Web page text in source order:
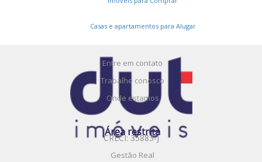
Casas e apartamentos para Alugar
CRECI: 35883-J
Cadastre seu imóvel
Entre em contato
Trabalhe conosco
Onde estamos
Área restrita
Gestão Real